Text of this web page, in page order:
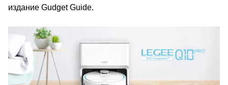
издание Gudget Guide.